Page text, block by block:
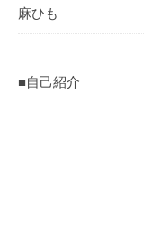
麻ひも
■自己紹介